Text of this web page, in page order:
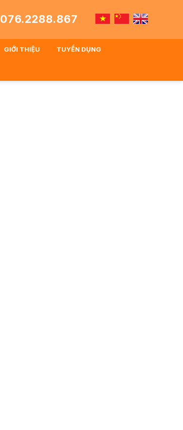
076.2288.867
GIỚI THIỆU TUYỂN DỤNG